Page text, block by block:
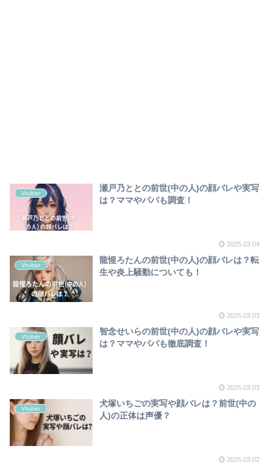
Vtuber
瀬戸乃ととの前世(中の人)の顔バレや実写
は？ママやパパも調査！
2025.03.04
Vtuber
龍惺ろたんの前世(中の人)の顔バレは？転
生や炎上騒動についても！
2025.03.03
Vtuber
智念せいらの前世(中の人)の顔バレや実写
は？ママやパパも徹底調査！
2025.03.03
Vtuber
犬塚いちごの実写や顔バレは？前世(中の
人)の正体は声優？
2025.03.02